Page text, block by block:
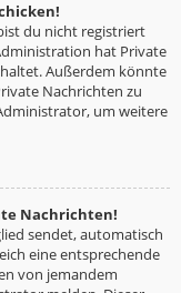
du nicht registriert
hat Private
Außerdem könnte
Nachrichten zu
um weitere
Nachrichten!
sendet, automatisch
eine entsprechende
von jemandem